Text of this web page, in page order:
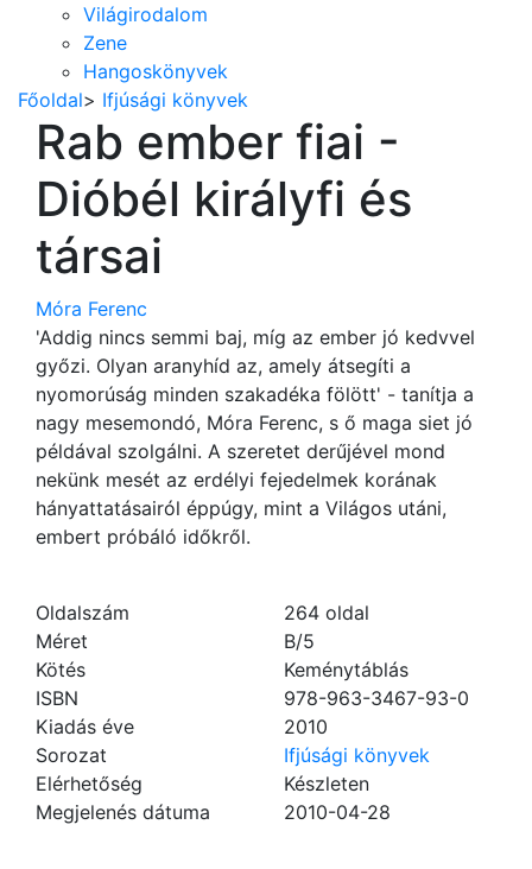
Világirodalom
Zene
Hangoskönyvek
Főoldal> Ifjúsági könyvek
Rab ember fiai -
Dióbél királyfi és
társai
Móra Ferenc
'Addig nincs semmi baj, míg az ember jó kedvvel
győzi. Olyan aranyhíd az, amely átsegíti a
nyomorúság minden szakadéka fölött' - tanítja a
nagy mesemondó, Móra Ferenc, s ő maga siet jó
példával szolgálni. A szeretet derűjével mond
nekünk mesét az erdélyi fejedelmek korának
hányattatásairól éppúgy, mint a Világos utáni,
embert próbáló időkről.
Oldalszám 264 oldal
Méret
B/5
Kötés
Keménytáblás
ISBN
978-963-3467-93-0
Kiadás éve
2010
Sorozat
Ifjúsági könyvek
Elérhetőség
Készleten
Megjelenés dátuma
2010-04-28